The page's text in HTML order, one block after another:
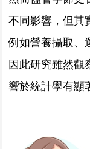
不同影響，但其
例如營養攝取、
因此研究雖然觀
響於統計學有顯